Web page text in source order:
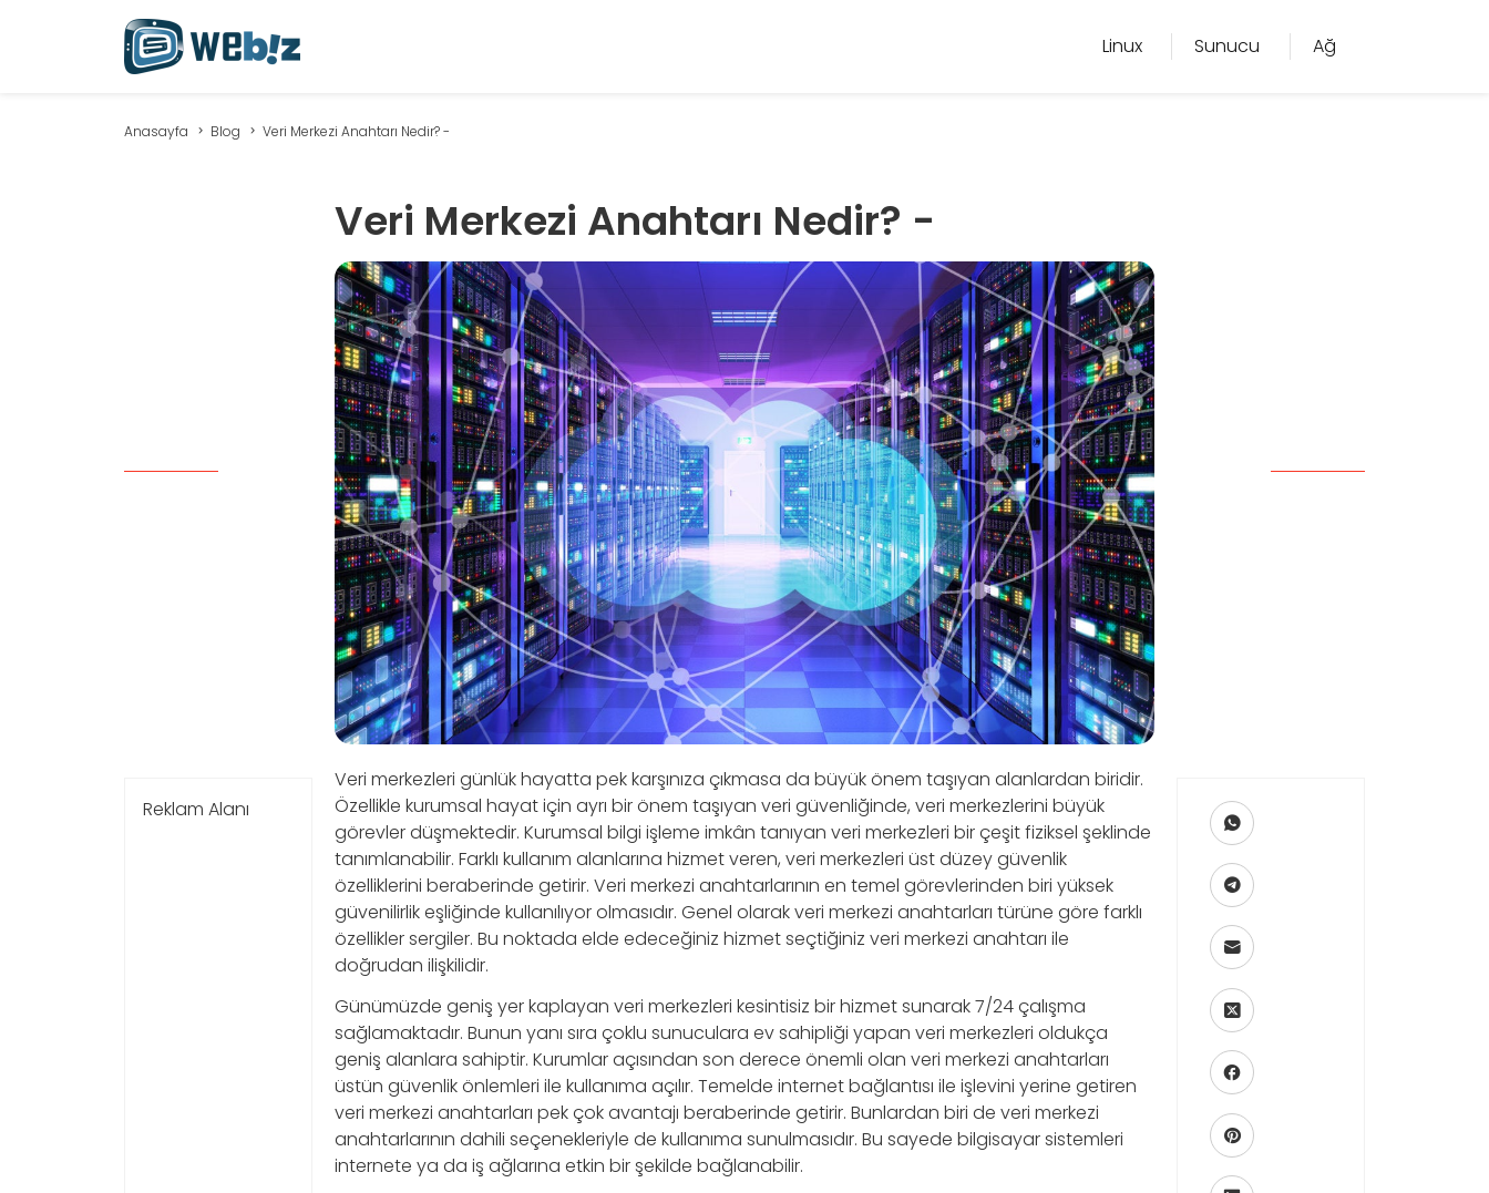
Linux Sunucu Ağ
Anasayfa Blog Veri Merkezi Anahtarı Nedir? -
Veri Merkezi Anahtarı Nedir? -
Reklam Alanı
Veri merkezleri günlük hayatta pek karşınıza çıkmasa da büyük önem taşıyan alanlardan biridir.
Özellikle kurumsal hayat için ayrı bir önem taşıyan veri güvenliğinde, veri merkezlerini büyük
görevler düşmektedir. Kurumsal bilgi işleme imkân tanıyan veri merkezleri bir çeşit fiziksel şeklinde
tanımlanabilir. Farklı kullanım alanlarına hizmet veren, veri merkezleri üst düzey güvenlik
özelliklerini beraberinde getirir. Veri merkezi anahtarlarının en temel görevlerinden biri yüksek
güvenilirlik eşliğinde kullanılıyor olmasıdır. Genel olarak veri merkezi anahtarları türüne göre farklı
özellikler sergiler. Bu noktada elde edeceğiniz hizmet seçtiğiniz veri merkezi anahtarı ile
doğrudan ilişkilidir.
Günümüzde geniş yer kaplayan veri merkezleri kesintisiz bir hizmet sunarak 7/24 çalışma
sağlamaktadır. Bunun yanı sıra çoklu sunuculara ev sahipliği yapan veri merkezleri oldukça
geniş alanlara sahiptir. Kurumlar açısından son derece önemli olan veri merkezi anahtarları
üstün güvenlik önlemleri ile kullanıma açılır. Temelde internet bağlantısı ile işlevini yerine getiren
veri merkezi anahtarları pek çok avantajı beraberinde getirir. Bunlardan biri de veri merkezi
anahtarlarının dahili seçenekleriyle de kullanıma sunulmasıdır. Bu sayede bilgisayar sistemleri
internete ya da iş ağlarına etkin bir şekilde bağlanabilir.